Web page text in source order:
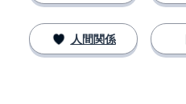
人間関係